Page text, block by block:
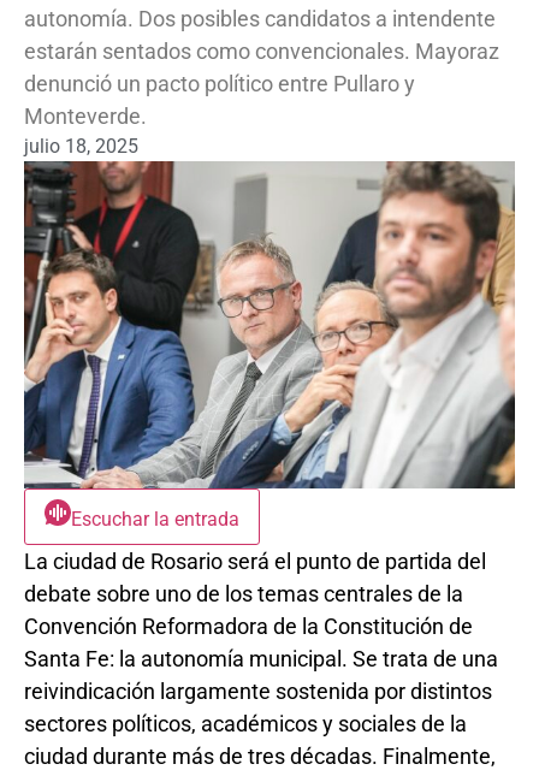
autonomía. Dos posibles candidatos a intendente
estarán sentados como convencionales. Mayoraz
denunció un pacto político entre Pullaro y
Monteverde.
julio 18, 2025
Escuchar la entrada
La ciudad de Rosario será el punto de partida del
debate sobre uno de los temas centrales de la
Convención Reformadora de la Constitución de
Santa Fe: la autonomía municipal. Se trata de una
reivindicación largamente sostenida por distintos
sectores políticos, académicos y sociales de la
ciudad durante más de tres décadas. Finalmente,